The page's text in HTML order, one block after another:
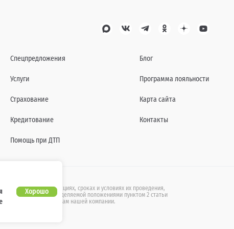
Спецпредложения
Услуги
Страхование
Кредитование
Помощь при ДТП
Блог
Программа лояльности
Карта сайта
Контакты
действующих акциях, сроках и условиях их проведения,
офертой, определяемой положениями пунктом 2 статьи
к специалистам нашей компании.
Хорошо